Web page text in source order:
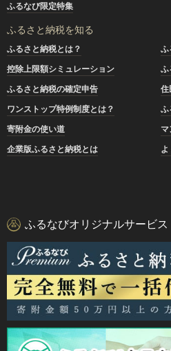
ふるなび限定特集
ふるさと納税を知る
ふるさと納税とは？
ふ
控除上限額シミュレーション
ふ
ふるさと納税の確定申告
住
ワンストップ特例制度とは？
ふ
寄附金の使い道
企業版ふるさと納税とは
ふるなびオリジナルサービス